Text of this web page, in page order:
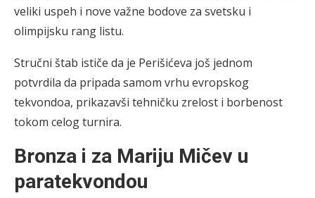
veliki uspeh i nove važne bodove za svetsku i
olimpijsku rang listu.
Stručni štab ističe da je Perišićeva još jednom
potvrdila da pripada samom vrhu evropskog
tekvondoa, prikazavši tehničku zrelost i borbenost
tokom celog turnira.
Bronza i za Mariju Mičev u
paratekvondou